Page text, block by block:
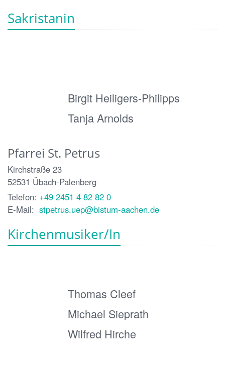
Sakristanin
Birgit Heiligers-Philipps
Tanja Arnolds
Pfarrei St. Petrus
Kirchstraße 23
52531 Übach-Palenberg
Telefon: +49 2451 4 82 82 0
E-Mail: stpetrus.uep@bistum-aachen.de
Kirchenmusiker/In
Thomas Cleef
Michael Sieprath
Wilfred Hirche